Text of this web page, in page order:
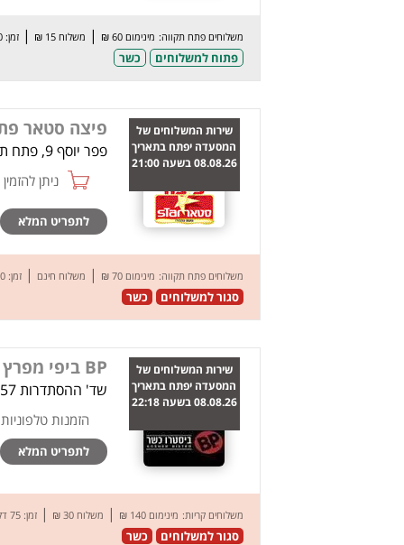
משלוחים פתח תקווה: מינימום 60 ₪ | משלוח 15 ₪ | זמן: 60 דק’
פתוח למשלוחים כשר
שירות המשלוחים של
המסעדה יפתח בתאריך
08.08.26 בשעה 21:00
פיצה סטאר
פפר יוסף 9, פתח תקווה
ניתן להזמין online
לתפריט המלא
משלוחים פתח תקווה: מינימום 70 ₪ | משלוח חינם | זמן: 50 דק’
סגור למשלוחים כשר
שירות המשלוחים של
המסעדה יפתח בתאריך
08.08.26 בשעה 22:18
BP ביפי מפרץ חיפה
שד' ההסתדרות 157, חיפה
הזמנות
לתפריט המלא
משלוחים קריות: מינימום 140 ₪ | משלוח 30 ₪ | זמן: 75 דק’
סגור למשלוחים כשר